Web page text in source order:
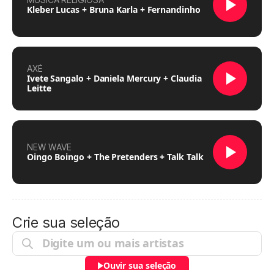
Kleber Lucas + Bruna Karla + Fernandinho
AXÉ
Ivete Sangalo + Daniela Mercury + Claudia
Leitte
NEW WAVE
Oingo Boingo + The Pretenders + Talk Talk
Crie sua seleção
Ouvir sua seleção